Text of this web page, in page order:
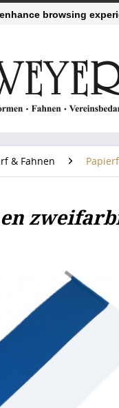
& Fahnen
browsing